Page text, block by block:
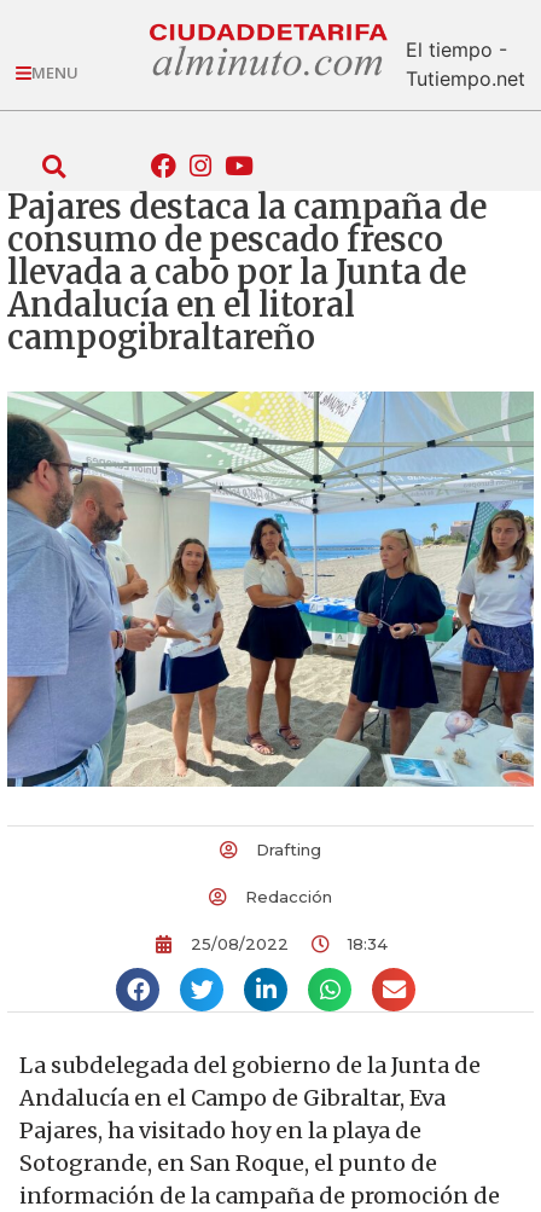
MENU
El tiempo -
Tutiempo.net
Pajares destaca la campaña de
consumo de pescado fresco
llevada a cabo por la Junta de
Andalucía en el litoral
campogibraltareño
Drafting
Redacción
25/08/2022 18:34
La subdelegada del gobierno de la Junta de
Andalucía en el Campo de Gibraltar, Eva
Pajares, ha visitado hoy en la playa de
Sotogrande, en San Roque, el punto de
información de la campaña de promoción de